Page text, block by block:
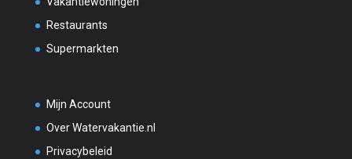
Restaurants
Supermarkten
Mijn Account
Over Watervakantie.nl
Privacybeleid